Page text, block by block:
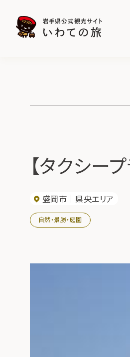
【タクシー
盛岡市 県央エリア
自然・景勝・庭園